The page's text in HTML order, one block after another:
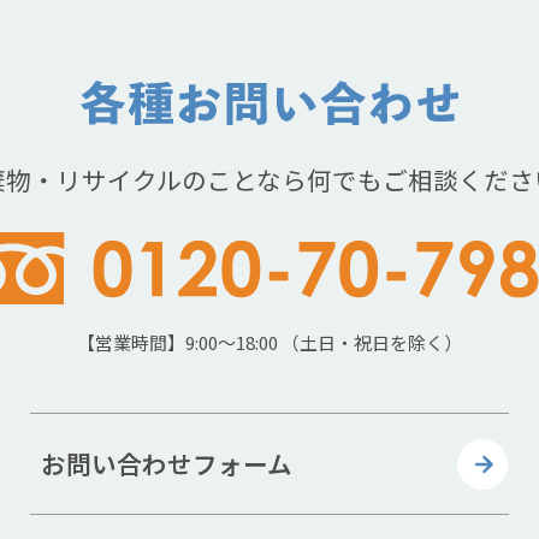
・リサイクルのことなら何でもご相談くだ
【営業時間】9:00～18:00 （土日・祝日を除く）
お問い合わせフォーム